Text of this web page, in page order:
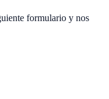
formulario y nos